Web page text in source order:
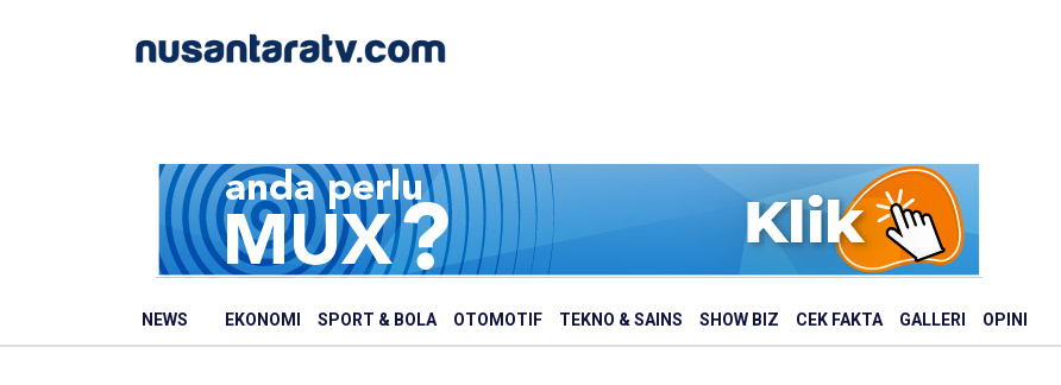
NEWS EKONOMI SPORT & BOLA OTOMOTIF TEKNO & SAINS SHOW BIZ CEK FAKTA GALLERI OPINI